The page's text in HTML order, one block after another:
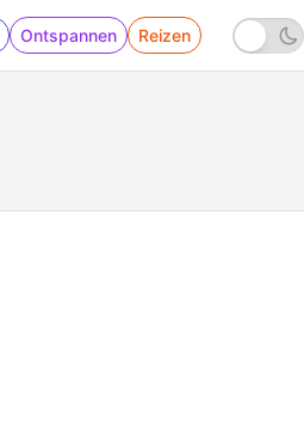
Ontspannen Reizen